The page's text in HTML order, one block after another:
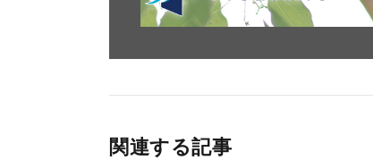
関連する記事